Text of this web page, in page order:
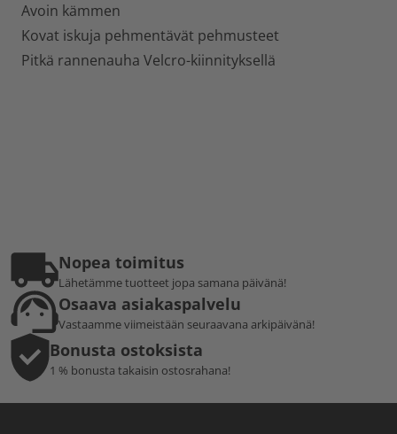
Avoin kämmen
Kovat iskuja pehmentävät pehmusteet
Pitkä rannenauha Velcro-kiinnityksellä
Nopea toimitus
Lähetämme tuotteet jopa samana päivänä!
Osaava asiakaspalvelu
Vastaamme viimeistään seuraavana arkipäivänä!
Bonusta ostoksista
1 % bonusta takaisin ostosrahana!